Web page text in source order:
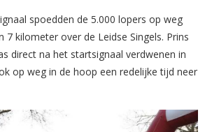
spoedden de 5.000 lopers op weg
7 kilometer over de Leidse Singels. Prins
direct na het startsignaal verdwenen in
op weg in de hoop een redelijke tijd neer